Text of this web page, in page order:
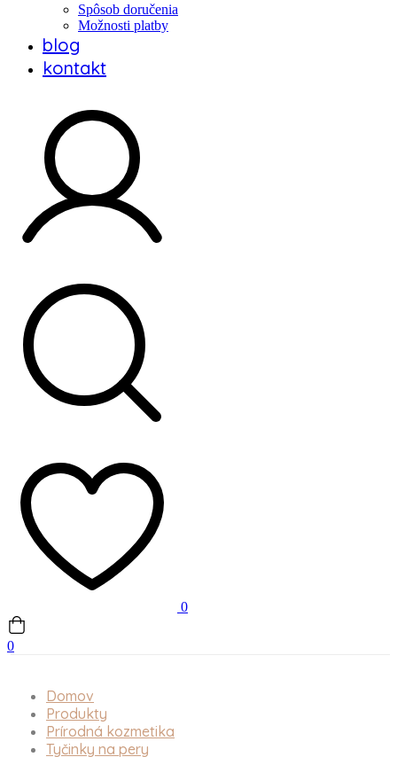
Spôsob doručenia
Možnosti platby
blog
kontakt
0
0
Domov
Produkty
Prírodná kozmetika
Tyčinky na pery